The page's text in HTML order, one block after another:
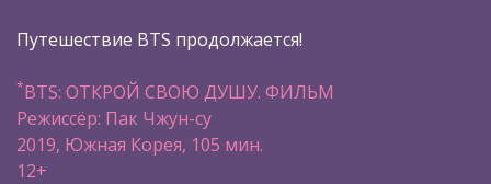
Путешествие BTS продолжается!
*BTS: ОТКРОЙ СВОЮ ДУШУ. ФИЛЬМ
Режиссёр: Пак Чжун-су
2019, Южная Корея, 105 мин.
12+